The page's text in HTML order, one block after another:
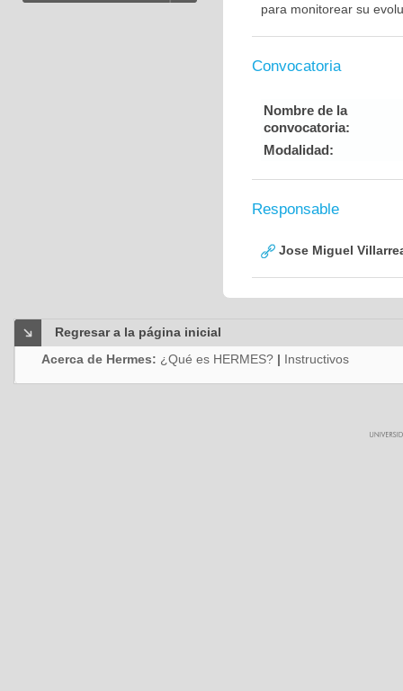
para monitorear su
Convocatoria
Nombre de la
convocatoria:
Modalidad:
Responsable
Jose Miguel
Regresar a la página inicial
Acerca de Hermes: ¿Qué es HERMES? | Instructivos